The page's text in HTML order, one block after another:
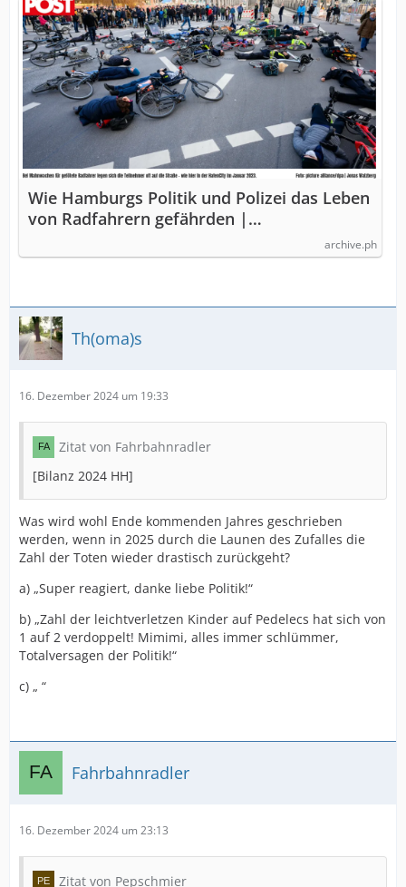
Wie Hamburgs Politik und Polizei das Leben
von Radfahrern gefährden |…
archive.ph
Th(oma)s
16. Dezember 2024 um 19:33
Zitat von Fahrbahnradler
[Bilanz 2024 HH]
Was wird wohl Ende kommenden Jahres geschrieben
werden, wenn in 2025 durch die Launen des Zufalles die
Zahl der Toten wieder drastisch zurückgeht?
a) „Super reagiert, danke liebe Politik!“
b) „Zahl der leichtverletzen Kinder auf Pedelecs hat sich von
1 auf 2 verdoppelt! Mimimi, alles immer schlümmer,
Totalversagen der Politik!“
c) „ “
Fahrbahnradler
16. Dezember 2024 um 23:13
Zitat von Pepschmier